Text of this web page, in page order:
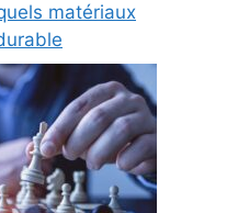
matériaux